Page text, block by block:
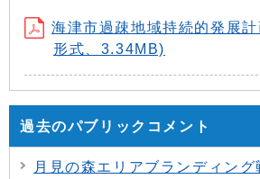
海津市過疎地域持続的発展
形式、3.34MB)
過去のパブリックコメント
月見の森エリアブランディン